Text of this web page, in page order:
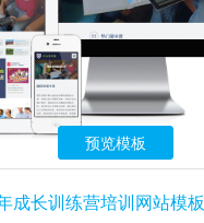
预览模板
成长训练营培训网站模板